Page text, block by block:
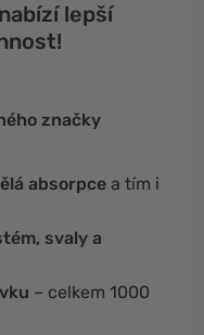
lepší
značky
absorpce a tím i
svaly a
– celkem 1000